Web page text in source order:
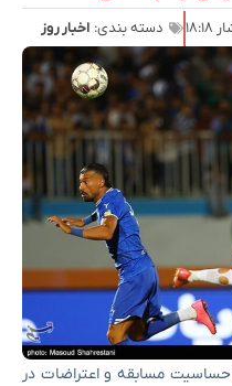
۱۸:۱۸ دسته بندی: اخبار روز
حساسیت مسابقه و اعتراضات در